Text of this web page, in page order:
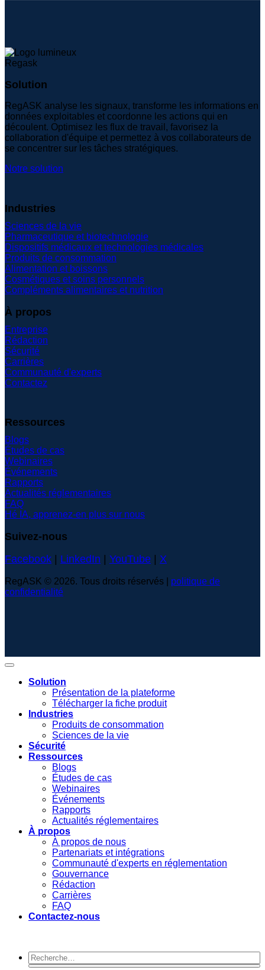
Solution
RegASK analyse les signaux, transforme les informations en
données exploitables et coordonne les actions qui en
découlent. Optimisez les flux de travail, favorisez la
collaboration d'équipe et permettez à vos collaborateurs de
se concentrer sur les tâches stratégiques.
Notre solution
Industries
Sciences de la vie
Pharmaceutique et biotechnologie
Dispositifs médicaux et technologies médicales
Produits de consommation
Alimentation et boissons
Cosmétiques et soins personnels
Compléments alimentaires et nutrition
À propos
Entreprise
Rédaction
Sécurité
Carrières
Communauté d'experts
Contactez
Ressources
Blogs
Études de cas
Webinaires
Événements
Rapports
Actualités réglementaires
FAQ
Hé IA, apprenez-en plus sur nous
Suivez-nous
Facebook
LinkedIn YouTube X
RegASK © 2026. Tous droits réservés | politique de
confidentialité
Solution
Présentation de la plateforme
Télécharger la fiche produit
Industries
Produits de consommation
Sciences de la vie
Sécurité
Ressources
Blogs
Études de cas
Webinaires
Événements
Rapports
Actualités réglementaires
À propos
À propos de nous
Partenariats et intégrations
Communauté d'experts en réglementation
Gouvernance
Rédaction
Carrières
FAQ
Contactez-nous